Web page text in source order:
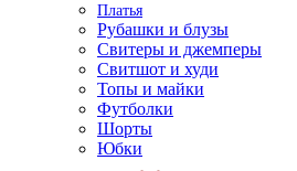
Платья
Рубашки и блузы
Свитеры и джемперы
Свитшот и худи
Топы и майки
Футболки
Шорты
Юбки